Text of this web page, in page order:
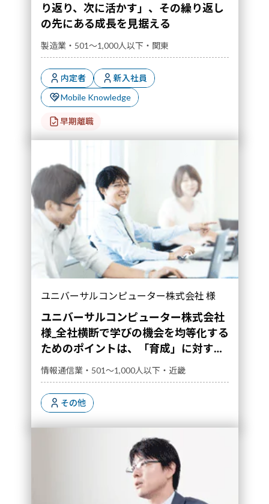
り返り、次に活かす」、その繰り返し
の先にある成長を見据える
製造業・501～1,000人以下・関東
内定者
新入社員
Mobile Knowledge
早期離職
ユニバーサルコンピューター株式会社 様
ユニバーサルコンピューター株式会社
様_全社横断で学びの機会を均等化する
ためのポイントは、「育成」に対する
管理職のコミットメント強化にあった
情報通信業・501～1,000人以下・近畿
その他